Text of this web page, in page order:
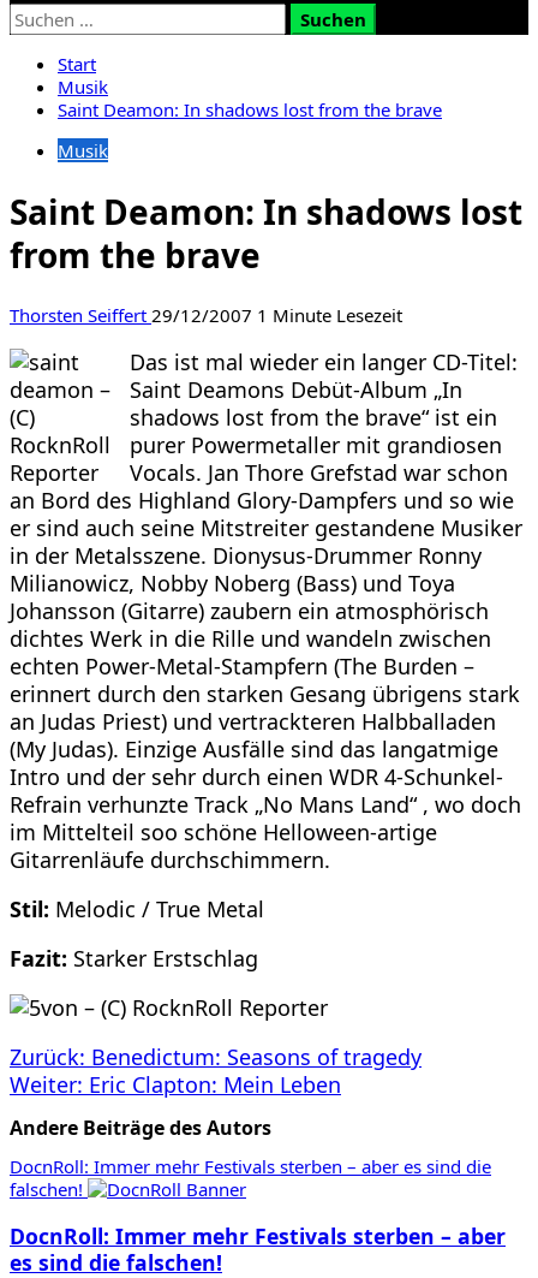
Suchen
nach:
Start
Musik
Saint Deamon: In shadows lost from the brave
Musik
Saint Deamon: In shadows lost
from the brave
Thorsten Seiffert 29/12/2007 1 Minute Lesezeit
Das ist mal wieder ein langer CD-Titel:
Saint Deamons Debüt-Album „In
shadows lost from the brave“ ist ein
purer Powermetaller mit grandiosen
Vocals. Jan Thore Grefstad war schon
an Bord des Highland Glory-Dampfers und so wie
er sind auch seine Mitstreiter gestandene Musiker
in der Metalsszene. Dionysus-Drummer Ronny
Milianowicz, Nobby Noberg (Bass) und Toya
Johansson (Gitarre) zaubern ein atmosphörisch
dichtes Werk in die Rille und wandeln zwischen
echten Power-Metal-Stampfern (The Burden –
erinnert durch den starken Gesang übrigens stark
an Judas Priest) und vertrackteren Halbballaden
(My Judas). Einzige Ausfälle sind das langatmige
Intro und der sehr durch einen WDR 4-Schunkel-
Refrain verhunzte Track „No Mans Land“ , wo doch
im Mittelteil soo schöne Helloween-artige
Gitarrenläufe durchschimmern.
Stil: Melodic / True Metal
Fazit: Starker Erstschlag
Beitragsnavigation
Zurück: Benedictum: Seasons of tragedy
Weiter: Eric Clapton: Mein Leben
Andere Beiträge des Autors
DocnRoll: Immer mehr Festivals sterben – aber es sind die
falschen!
DocnRoll: Immer mehr Festivals sterben – aber
es sind die falschen!